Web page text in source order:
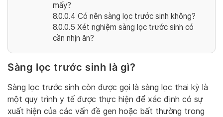
mấy?
8.0.0.4 Có nên sàng lọc trước sinh không?
8.0.0.5 Xét nghiệm sàng lọc trước sinh có
cần nhịn ăn?
Sàng lọc trước sinh là gì?
Sàng lọc trước sinh còn được gọi là sàng lọc thai kỳ là
một quy trình y tế được thực hiện để xác định có sự
xuất hiện của các vấn đề gen hoặc bất thường trong